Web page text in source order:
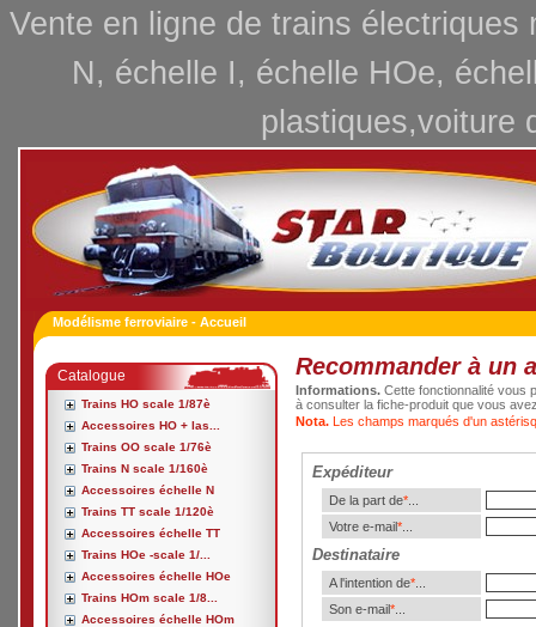
Vente en ligne de trains
N, échelle I, échelle HOe,
plastiques,voiture
Modélisme ferroviaire - Accueil
Catalogue
Trains HO scale 1/87è
Accessoires HO + las...
Trains OO scale 1/76è
Trains N scale 1/160è
Accessoires échelle N
Trains TT scale 1/120è
Accessoires échelle TT
Trains HOe -scale 1/...
Accessoires échelle HOe
Trains HOm scale 1/8...
Accessoires échelle HOm
Recommander à un
Informations. Cette fonctionnalité vous
à consulter la fiche-produit que vous
Nota. Les champs marqués d'un
Expéditeur
De la part de*...
Votre e-mail*...
Destinataire
A l'intention de*...
Son e-mail*...